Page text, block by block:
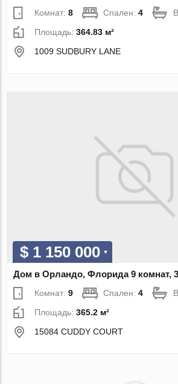
Комнат:8 Спален:4
Площадь:364.83 м²
1009 SUDBURY LANE
$ 1 150 000
Дом в Орландо, Флорида 9 комнат,
Комнат:9 Спален:4
Площадь:365.2 м²
15084 CUDDY COURT